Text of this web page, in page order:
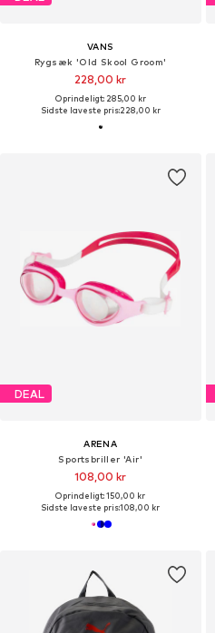
VANS
Rygsæk 'Old Skool Groom'
228,00 kr
Oprindeligt: 285,00 kr
Sidste laveste pris:228,00 kr
DEAL
ARENA
Sportsbriller 'Air'
108,00 kr
Oprindeligt: 150,00 kr
Sidste laveste pris:108,00 kr